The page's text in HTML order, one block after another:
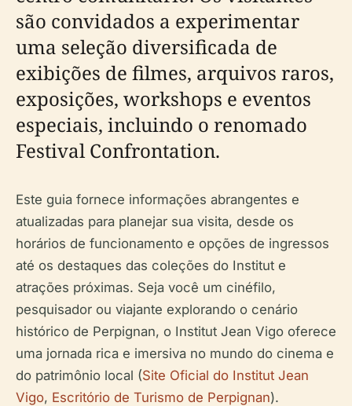
são convidados a experimentar
uma seleção diversificada de
exibições de filmes, arquivos raros,
exposições, workshops e eventos
especiais, incluindo o renomado
Festival Confrontation.
Este guia fornece informações abrangentes e
atualizadas para planejar sua visita, desde os
horários de funcionamento e opções de ingressos
até os destaques das coleções do Institut e
atrações próximas. Seja você um cinéfilo,
pesquisador ou viajante explorando o cenário
histórico de Perpignan, o Institut Jean Vigo oferece
uma jornada rica e imersiva no mundo do cinema e
do patrimônio local (Site Oficial do Institut Jean
Vigo, Escritório de Turismo de Perpignan).